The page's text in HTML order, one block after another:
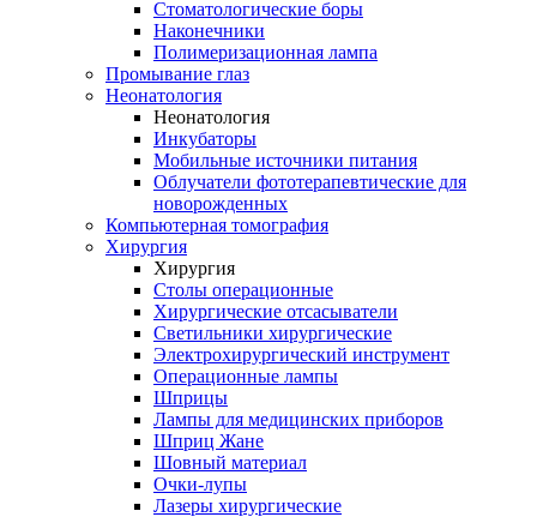
Стоматологические боры
Наконечники
Полимеризационная лампа
Промывание глаз
Неонатология
Неонатология
Инкубаторы
Мобильные источники питания
Облучатели фототерапевтические для
новорожденных
Компьютерная томография
Хирургия
Хирургия
Столы операционные
Хирургические отсасыватели
Светильники хирургические
Электрохирургический инструмент
Операционные лампы
Шприцы
Лампы для медицинских приборов
Шприц Жане
Шовный материал
Очки-лупы
Лазеры хирургические